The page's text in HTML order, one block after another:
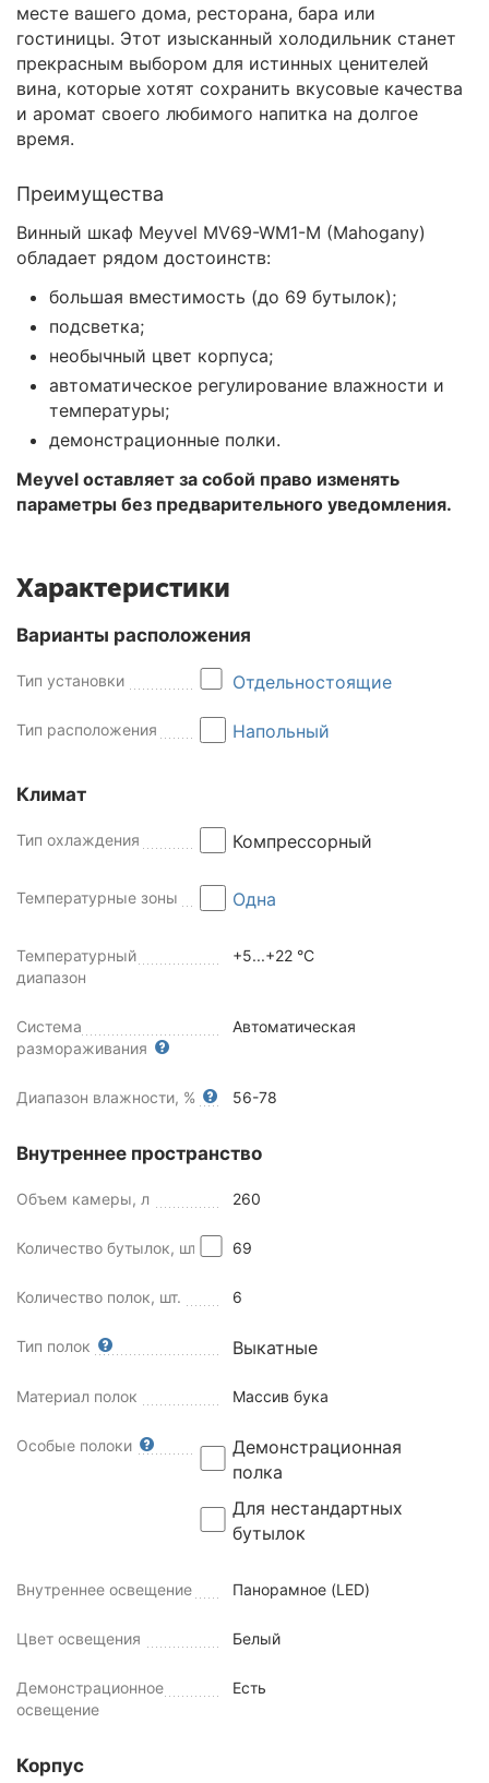
месте вашего дома, ресторана, бара или
гостиницы. Этот изысканный холодильник станет
прекрасным выбором для истинных ценителей
вина, которые хотят сохранить вкусовые качества
и аромат своего любимого напитка на долгое
время.
Преимущества
Винный шкаф Meyvel MV69-WM1-M (Mahogany)
обладает рядом достоинств:
большая вместимость (до 69 бутылок);
подсветка;
необычный цвет корпуса;
автоматическое регулирование влажности и
температуры;
демонстрационные полки.
Meyvel оставляет за собой право изменять
параметры без предварительного уведомления.
Характеристики
Варианты расположения
Тип установки Отдельностоящие
Тип расположения Напольный
Климат
Тип охлаждения Компрессорный
Температурные зоны Одна
Температурный
диапазон
+5...+22 °C
Система
размораживания
Автоматическая
Диапазон влажности, % 56-78
Внутреннее пространство
Объем камеры, л 260
Количество бутылок, шт 69
Количество полок, шт. 6
Тип полок Выкатные
Материал полок Массив бука
Особые полоки
Демонстрационная
полка
Для нестандартных
бутылок
Внутреннее освещение Панорамное (LED)
Цвет освещения Белый
Демонстрационное
освещение
Есть
Корпус